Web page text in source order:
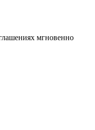
мгновенно